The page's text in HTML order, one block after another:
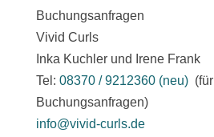
Buchungsanfragen
Vivid Curls
Inka Kuchler und Irene Frank
Tel: 08370 / 9212360 (neu)(für
Buchungsanfragen)
info@vivid-curls.de